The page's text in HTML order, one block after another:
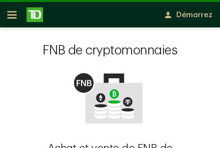
Passer au contenu principal
Ouvert
Démarrez
FNB de cryptomonnaies